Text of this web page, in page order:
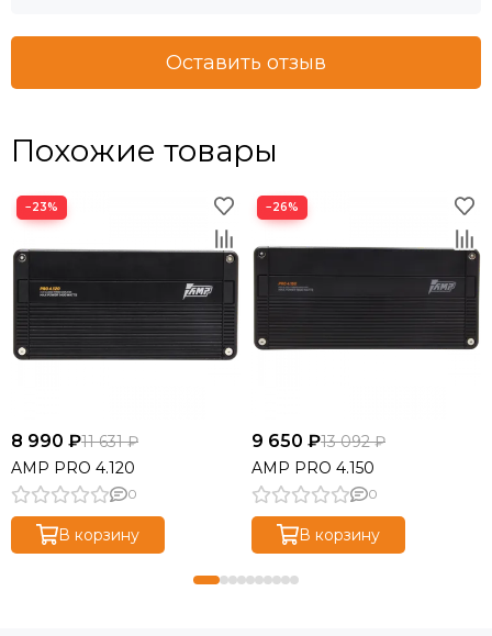
Оставить отзыв
Похожие товары
−23%
8 990 ₽11 631 ₽
AMP PRO 4.120
0
В корзину
−26%
9 650 ₽13 092 ₽
AMP PRO 4.150
0
В корзину